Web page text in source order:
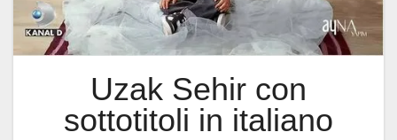
Uzak Sehir con
sottotitoli in italiano